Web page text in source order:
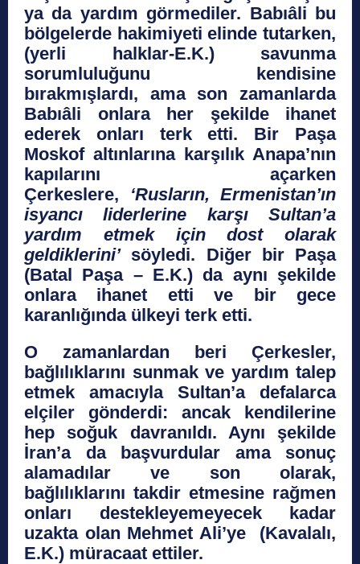
ya da yardım görmediler. Babıâli bu
bölgelerde hakimiyeti elinde tutarken,
(yerli halklar-E.K.) savunma
sorumluluğunu kendisine
bırakmışlardı, ama son zamanlarda
Babıâli onlara her şekilde ihanet
ederek onları terk etti. Bir Paşa
Moskof altınlarına karşılık Anapa’nın
kapılarını açarken
Çerkeslere, ‘Rusların, Ermenistan’ın
isyancı liderlerine karşı Sultan’a
yardım etmek için dost olarak
geldiklerini’söyledi. Diğer bir Paşa
(Batal Paşa – E.K.) da aynı şekilde
onlara ihanet etti ve bir gece
karanlığında ülkeyi terk etti.
O zamanlardan beri Çerkesler,
bağlılıklarını sunmak ve yardım talep
etmek amacıyla Sultan’a defalarca
elçiler gönderdi: ancak kendilerine
hep soğuk davranıldı. Aynı şekilde
İran’a da başvurdular ama sonuç
alamadılar ve son olarak,
bağlılıklarını takdir etmesine rağmen
onları destekleyemeyecek kadar
uzakta olan Mehmet Ali’ye (Kavalalı,
E.K.) müracaat ettiler.